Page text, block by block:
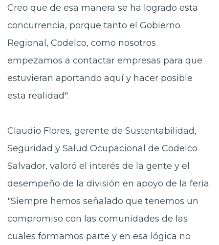
Creo que de esa manera se ha logrado esta
concurrencia, porque tanto el Gobierno
Regional, Codelco, como nosotros
empezamos a contactar empresas para que
estuvieran aportando aquí y hacer posible
esta realidad".
Claudio Flores, gerente de Sustentabilidad,
Seguridad y Salud Ocupacional de Codelco
Salvador, valoró el interés de la gente y el
desempeño de la división en apoyo de la feria.
"Siempre hemos señalado que tenemos un
compromiso con las comunidades de las
cuales formamos parte y en esa lógica no